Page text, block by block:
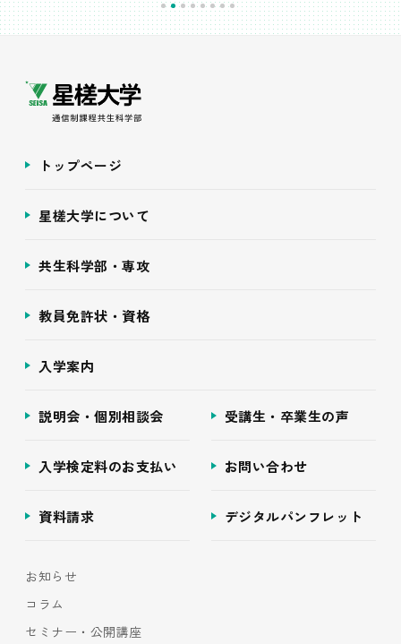
トップページ
星槎大学について
共生科学部・専攻
教員免許状・資格
入学案内
説明会・個別相談会 受講生・卒業生の声
入学検定料のお支払い お問い合わせ
資料請求 デジタルパンフレット
お知らせ
コラム
セミナー・公開講座